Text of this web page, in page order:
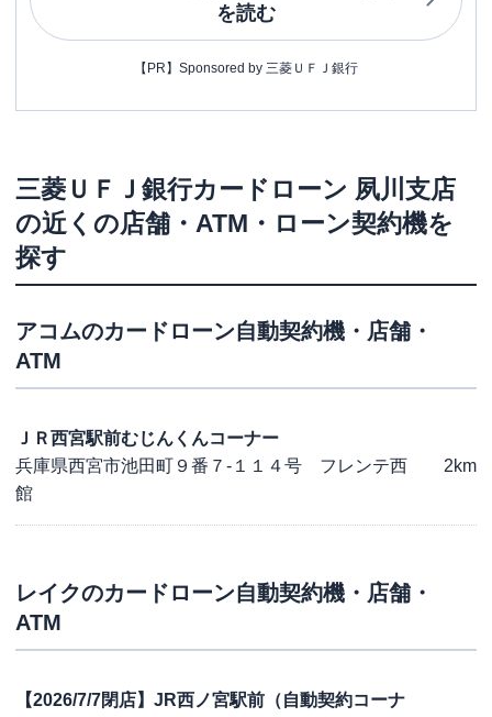
を読む
【PR】Sponsored by 三菱ＵＦＪ銀行
三菱ＵＦＪ銀行カードローン 夙川支店
の近くの店舗・ATM・ローン契約機を
探す
アコムのカードローン自動契約機・店舗・
ATM
ＪＲ西宮駅前むじんくんコーナー
兵庫県西宮市池田町９番７-１１４号 フレンテ西
館
2km
レイクのカードローン自動契約機・店舗・
ATM
【2026/7/7閉店】JR西ノ宮駅前（自動契約コーナ